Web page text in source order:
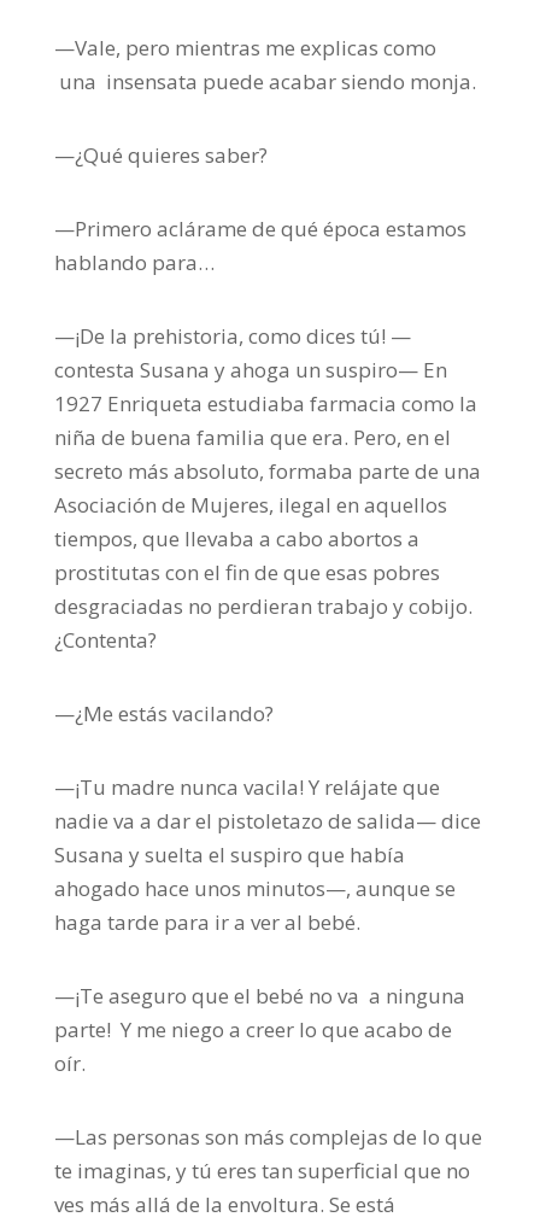
—Vale, pero mientras me explicas como
una insensata puede acabar siendo monja.
—¿Qué quieres saber?
—Primero aclárame de qué época estamos
hablando para…
—¡De la prehistoria, como dices tú! —
contesta Susana y ahoga un suspiro— En
1927 Enriqueta estudiaba farmacia como la
niña de buena familia que era. Pero, en el
secreto más absoluto, formaba parte de una
Asociación de Mujeres, ilegal en aquellos
tiempos, que llevaba a cabo abortos a
prostitutas con el fin de que esas pobres
desgraciadas no perdieran trabajo y cobijo.
¿Contenta?
—¿Me estás vacilando?
—¡Tu madre nunca vacila! Y relájate que
nadie va a dar el pistoletazo de salida— dice
Susana y suelta el suspiro que había
ahogado hace unos minutos—, aunque se
haga tarde para ir a ver al bebé.
—¡Te aseguro que el bebé no va a ninguna
parte! Y me niego a creer lo que acabo de
oír.
—Las personas son más complejas de lo que
te imaginas, y tú eres tan superficial que no
ves más allá de la envoltura. Se está